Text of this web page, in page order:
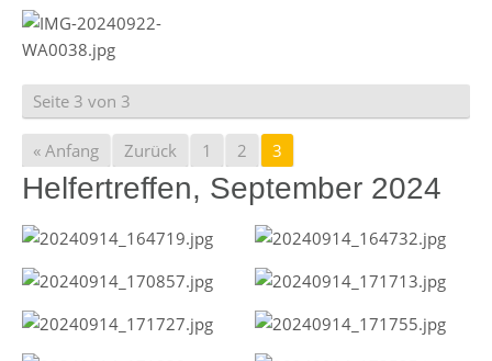
Seite 3 von 3
« Anfang Zurück 1 2 3
Helfertreffen, September 2024